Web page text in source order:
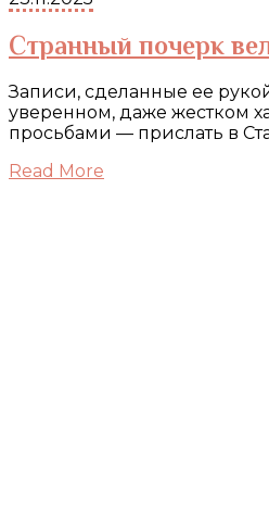
Странный почерк
Записи, сделанные ее
уверенном, даже жестком
просьбами — прислать в
Read More